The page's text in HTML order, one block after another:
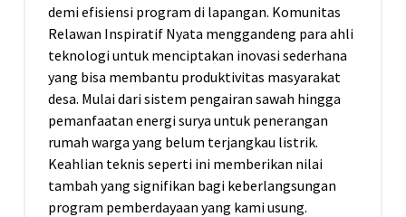
demi efisiensi program di lapangan. Komunitas
Relawan Inspiratif Nyata menggandeng para ahli
teknologi untuk menciptakan inovasi sederhana
yang bisa membantu produktivitas masyarakat
desa. Mulai dari sistem pengairan sawah hingga
pemanfaatan energi surya untuk penerangan
rumah warga yang belum terjangkau listrik.
Keahlian teknis seperti ini memberikan nilai
tambah yang signifikan bagi keberlangsungan
program pemberdayaan yang kami usung.